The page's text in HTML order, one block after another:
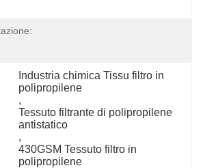
Industria chimica Tissu filtro in
polipropilene
,
Tessuto filtrante di polipropilene
antistatico
,
430GSM Tessuto filtro in
polipropilene